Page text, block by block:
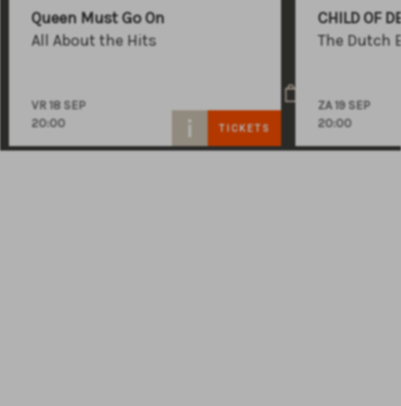
Queen Must Go On
All About the Hits
VR 18 SEP
20:00
TICKETS
CHILD OF
The Dutch
ZA 19 SEP
20:00
+31 (0)591 - 850 856
info@atlastheater.nl